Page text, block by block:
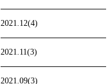
2021.12(4)
2021.11(3)
2021.09(3)